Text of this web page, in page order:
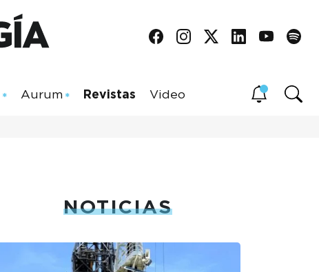
Aurum Revistas Video
NOTICIAS